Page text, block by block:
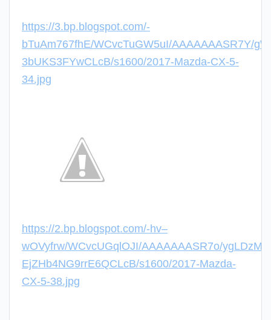
https://3.bp.blogspot.com/-
bTuAm767fhE/WCvcTuGW5uI/AAAAAAASR7Y/
3bUKS3FYwCLcB/s1600/2017-Mazda-CX-5-
34.jpg
https://2.bp.blogspot.com/-hv–
wOVyfrw/WCvcUGqlOJI/AAAAAAASR7o/
EjZHb4NG9rrE6QCLcB/s1600/2017-Mazda-
CX-5-38.jpg